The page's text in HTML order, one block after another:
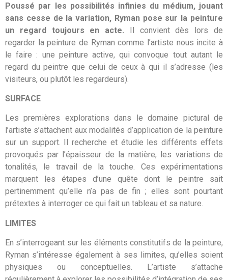
Poussé par les possibilités infinies du médium, jouant
sans cesse de la variation, Ryman pose sur la peinture
un regard toujours en acte. Il convient dès lors de
regarder la peinture de Ryman comme l’artiste nous incite à
le faire : une peinture active, qui convoque tout autant le
regard du peintre que celui de ceux à qui il s’adresse (les
visiteurs, ou plutôt les regardeurs).
SURFACE
Les premières explorations dans le domaine pictural de
l’artiste s’attachent aux modalités d’application de la peinture
sur un support. Il recherche et étudie les différents effets
provoqués par l’épaisseur de la matière, les variations de
tonalités, le travail de la touche. Ces expérimentations
marquent les étapes d’une quête dont le peintre sait
pertinemment qu’elle n’a pas de fin ; elles sont pourtant
prétextes à interroger ce qui fait un tableau et sa nature.
LIMITES
En s’interrogeant sur les éléments constitutifs de la peinture,
Ryman s’intéresse également à ses limites, qu’elles soient
physiques ou conceptuelles. L’artiste s’attache